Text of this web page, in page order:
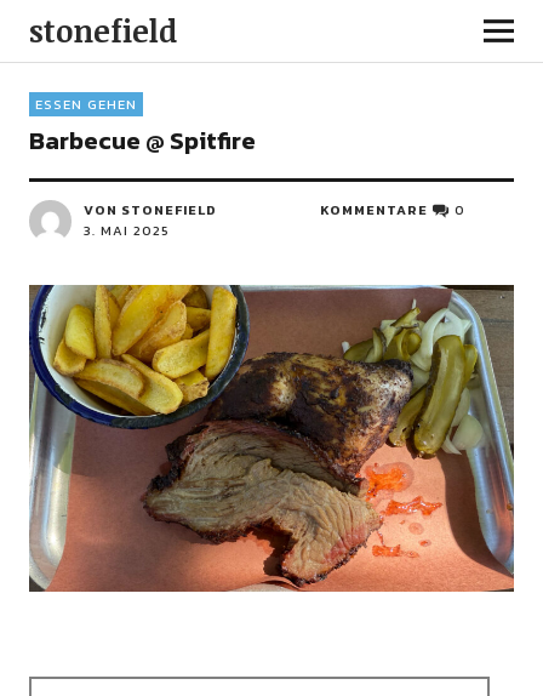
stonefield
ESSEN GEHEN
Barbecue @ Spitfire
VON STONEFIELD
3. MAI 2025
KOMMENTARE 0